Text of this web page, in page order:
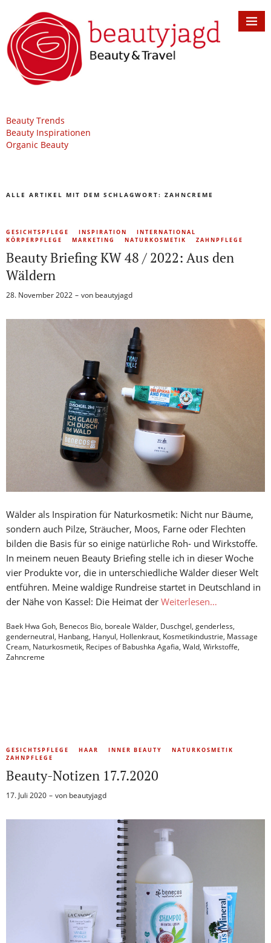
Beauty Trends
Beauty Inspirationen
Organic Beauty
ALLE ARTIKEL MIT DEM SCHLAGWORT: ZAHNCREME
GESICHTSPFLEGE INSPIRATION
INTERNATIONAL
KÖRPERPFLEGE
MARKETING NATURKOSMETIK ZAHNPFLEGE
Beauty Briefing KW 48 / 2022: Aus den
Wäldern
28. November 2022 von beautyjagd
Wälder als Inspiration für Naturkosmetik: Nicht nur Bäume,
sondern auch Pilze, Sträucher, Moos, Farne oder Flechten
bilden die Basis für so einige natürliche Roh- und Wirkstoffe.
In meinem neuen Beauty Briefing stelle ich in dieser Woche
vier Produkte vor, die in unterschiedliche Wälder dieser Welt
entführen. Meine waldige Rundreise startet in Deutschland in
der Nähe von Kassel: Die Heimat der Weiterlesen…
Baek Hwa Goh, Benecos Bio, boreale Wälder, Duschgel, genderless,
genderneutral, Hanbang, Hanyul, Hollenkraut, Kosmetikindustrie, Massage
Cream, Naturkosmetik, Recipes of Babushka Agafia, Wald, Wirkstoffe,
Zahncreme
GESICHTSPFLEGE HAAR INNER BEAUTY
NATURKOSMETIK
ZAHNPFLEGE
Beauty-Notizen 17.7.2020
17. Juli 2020 von beautyjagd